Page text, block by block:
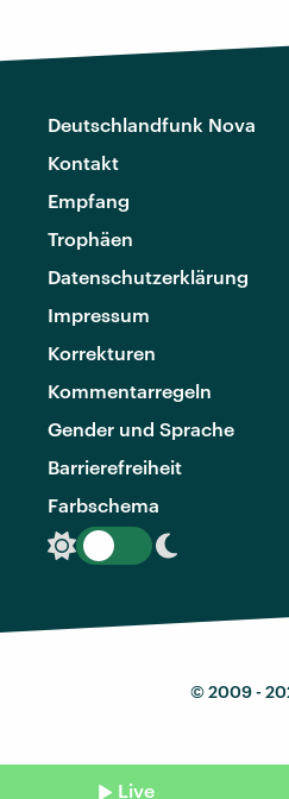
Deutschlandfunk Nova
Kontakt
Empfang
Trophäen
Datenschutzerklärung
Impressum
Korrekturen
Kommentarregeln
Gender und Sprache
Barrierefreiheit
Farbschema
© 2009 -
Live